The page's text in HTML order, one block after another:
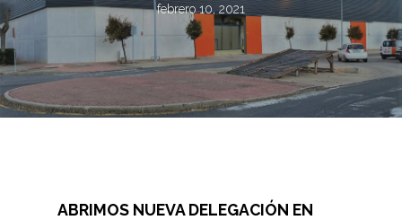
febrero 10, 2021
ABRIMOS NUEVA DELEGACIÓN EN